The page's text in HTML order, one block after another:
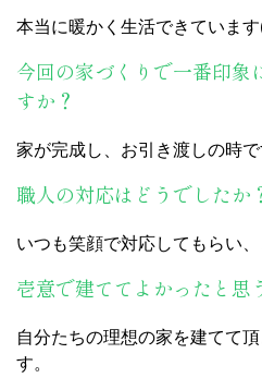
本当に暖かく生活できていま
今回の家づくりで一番印象
すか？
家が完成し、お引き渡しの時で
職人の対応はどうでしたか
いつも笑顔で対応してもらい
壱意で建ててよかったと思
自分たちの理想の家を建てて
す。